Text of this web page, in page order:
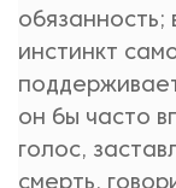
обязанность;
инстинкт
он бы часто
голос,
смерть,